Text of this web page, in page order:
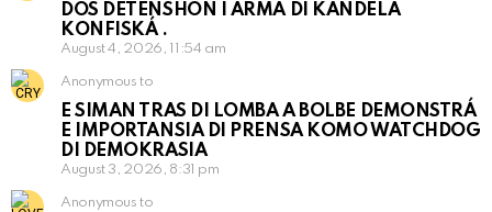
DOS DETENSHON I ARMA DI KANDELA
KONFISKÁ .
August 4, 2026, 11:54 am
Anonymous to
E SIMAN TRAS DI LOMBA A BOLBE DEMONSTRÁ
E IMPORTANSIA DI PRENSA KOMO WATCHDOG
DI DEMOKRASIA
August 3, 2026, 8:31 pm
Anonymous to